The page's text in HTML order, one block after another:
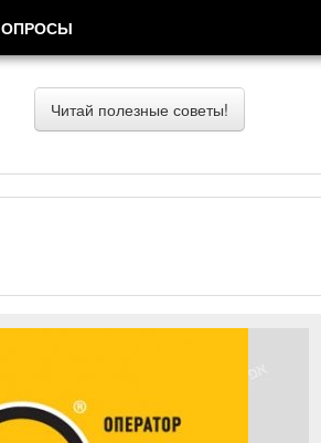
Читай полезные советы!
ОПРОСЫ